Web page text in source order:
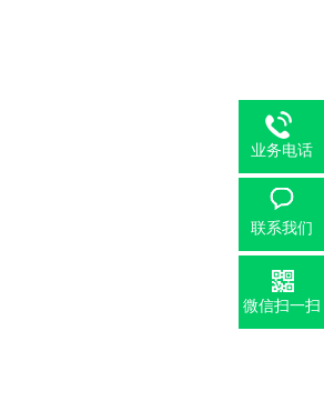
业务电话
联系我们
微信扫一扫